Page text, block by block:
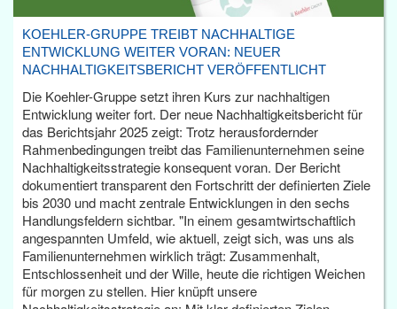
KOEHLER-GRUPPE TREIBT NACHHALTIGE
ENTWICKLUNG WEITER VORAN: NEUER
NACHHALTIGKEITSBERICHT VERÖFFENTLICHT
Die Koehler-Gruppe setzt ihren Kurs zur nachhaltigen
Entwicklung weiter fort. Der neue Nachhaltigkeitsbericht für
das Berichtsjahr 2025 zeigt: Trotz herausfordernder
Rahmenbedingungen treibt das Familienunternehmen seine
Nachhaltigkeitsstrategie konsequent voran. Der Bericht
dokumentiert transparent den Fortschritt der definierten Ziele
bis 2030 und macht zentrale Entwicklungen in den sechs
Handlungsfeldern sichtbar. "In einem gesamtwirtschaftlich
angespannten Umfeld, wie aktuell, zeigt sich, was uns als
Familienunternehmen wirklich trägt: Zusammenhalt,
Entschlossenheit und der Wille, heute die richtigen Weichen
für morgen zu stellen. Hier knüpft unsere